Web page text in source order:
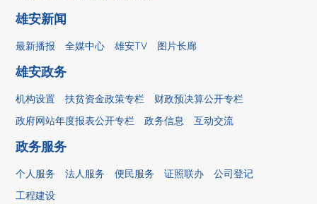
雄安新闻
最新播报 全媒中心 雄安TV 图片长廊
雄安政务
机构设置 扶贫资金政策专栏
财政预决算公开专栏
政府网站年度报表公开专栏
政务信息 互动交流
政务服务
个人服务 法人服务 便民服务 证照联办
公司登记
工程建设